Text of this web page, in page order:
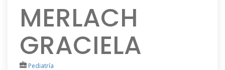
MERLACH
GRACIELA
Pediatría